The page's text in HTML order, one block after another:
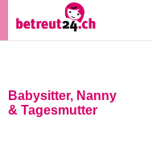
Babysitter, Nanny
& Tagesmutter